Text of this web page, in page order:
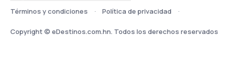
Términos y condiciones Política de privacidad
Copyright © eDestinos.com.hn. Todos los derechos reservados